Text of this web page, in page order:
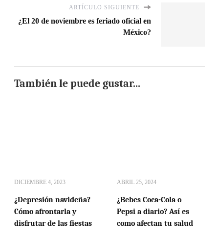
ARTÍCULO SIGUIENTE
¿El 20 de noviembre es feriado oficial en
México?
También le puede gustar...
DICIEMBRE 4, 2023
¿Depresión navideña?
Cómo afrontarla y
disfrutar de las fiestas
ABRIL 25, 2024
¿Bebes Coca-Cola o
Pepsi a diario? Así es
como afectan tu salud